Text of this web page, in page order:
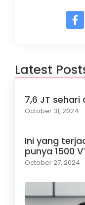
Latest
7,6 JT
October 31, 2024
Ini yang
punya 1500
October 27, 2024